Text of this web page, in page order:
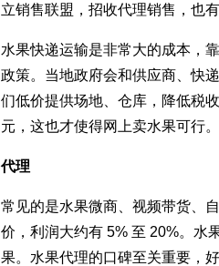
立销售联盟，招收代理销售，也
水果快递运输是非常大的成本，
政策。当地政府会和供应商、快
们低价提供场地、仓库，降低税
元，这也才使得网上卖水果可行。
代理
常见的是水果微商、视频带货、
价，利润大约有 5% 至 20%。水
果。水果代理的口碑至关重要，